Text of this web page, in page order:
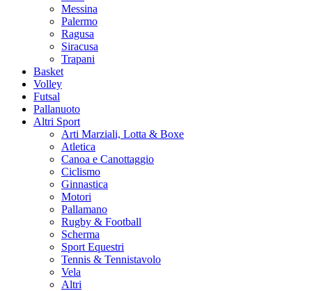
Messina
Palermo
Ragusa
Siracusa
Trapani
Basket
Volley
Futsal
Pallanuoto
Altri Sport
Arti Marziali, Lotta & Boxe
Atletica
Canoa e Canottaggio
Ciclismo
Ginnastica
Motori
Pallamano
Rugby & Football
Scherma
Sport Equestri
Tennis & Tennistavolo
Vela
Altri